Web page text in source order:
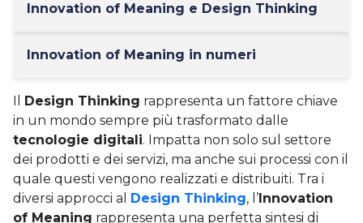
Innovation of Meaning e Design Thinking
Innovation of Meaning in numeri
Il Design Thinking rappresenta un fattore chiave
in un mondo sempre più trasformato dalle
tecnologie digitali. Impatta non solo sul settore
dei prodotti e dei servizi, ma anche sui processi con il
quale questi vengono realizzati e distribuiti. Tra i
diversi approcci al Design Thinking, l’Innovation
of Meaning rappresenta una perfetta sintesi di